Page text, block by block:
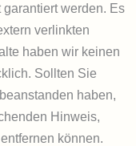
werden. Es
verlinkten
haben wir keinen
Sollten Sie
haben,
Hinweis,
können.